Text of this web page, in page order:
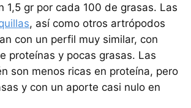
1,5 gr por cada 100 de grasas. Las
, así como otros artrópodos
con un perfil muy similar, con
proteínas y pocas grasas. Las
son menos ricas en proteína, pero
y con un aporte casi nulo en